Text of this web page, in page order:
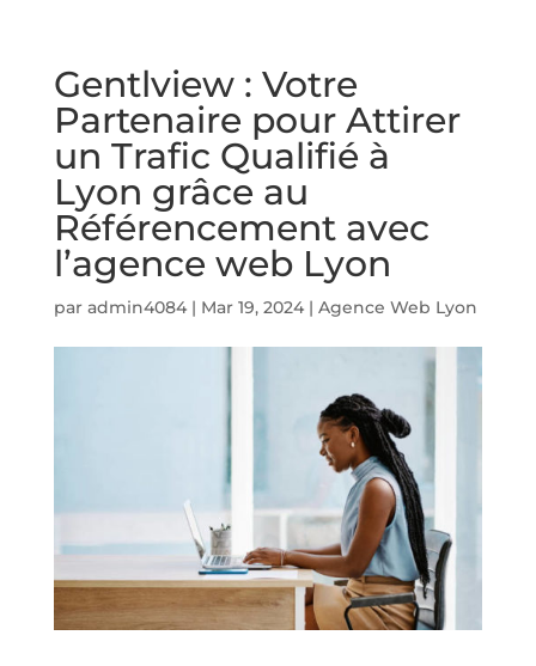
Gentlview : Votre
Partenaire pour Attirer
un Trafic Qualifié à
Lyon grâce au
Référencement avec
l’agence web Lyon
par admin4084| Mar 19, 2024| Agence Web Lyon